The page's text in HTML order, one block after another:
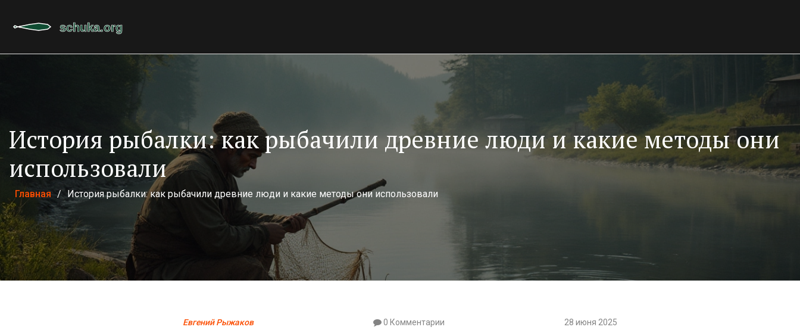
История рыбалки: как рыбачили древние люди и какие методы они
использовали
Главная / История рыбалки: как рыбачили древние люди и какие методы они использовали
Евгений Рыжаков 0 Комментарии 28 июня 2025